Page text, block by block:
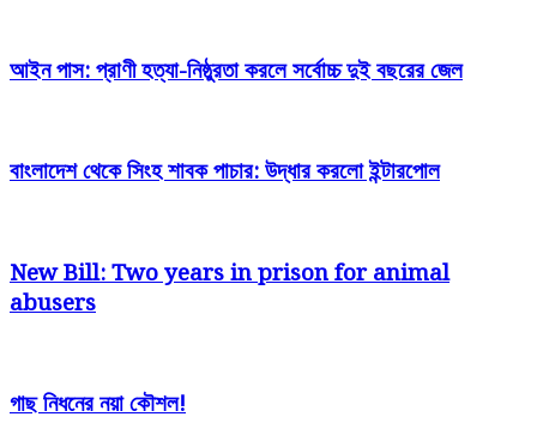
আইন পাস: প্রাণী হত্যা-নিষ্ঠুরতা করলে সর্বোচ্চ দুই বছরের জেল
বাংলাদেশ থেকে সিংহ শাবক পাচার: উদ্ধার করলো ইন্টারপোল
New Bill: Two years in prison for animal
abusers
গাছ নিধনের নয়া কৌশল!